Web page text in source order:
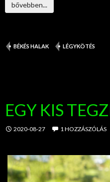
bővebben...
BÉKÉS HALAK LÉGYKÖTÉS
EGY KIS
2020-08-27 1 HOZZÁSZÓLÁS